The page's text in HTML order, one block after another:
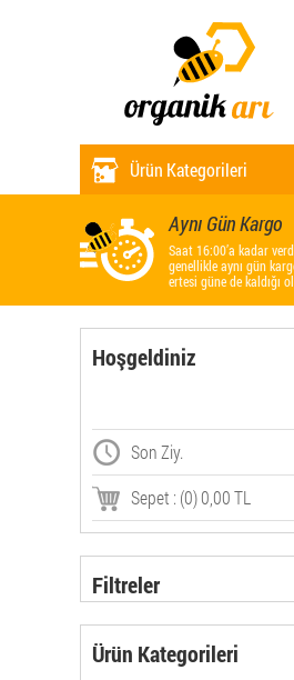
Ürün Kategorileri
Aynı Gün Kargo
Saat 16:00’a kadar
genellikle aynı gün
ertesi güne de kaldığı
Hoşgeldiniz
Son Ziy.
Sepet : (0) 0,00 TL
Filtreler
Ürün Kategorileri